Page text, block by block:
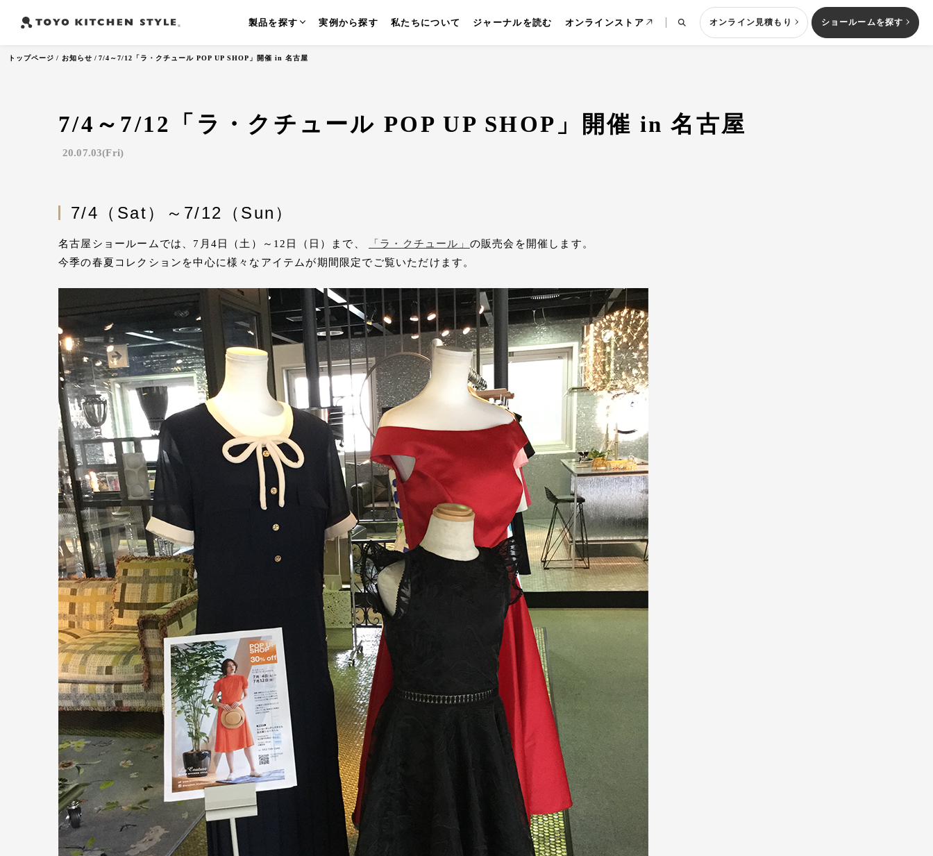
よく検索されるワード
オープンキッチン
製品を探す 実例から探す 私たちについて ジャーナルを読む オンラインストア オンライン見積もり ショールームを探す
トップページ お知らせ 7/4～7/12「ラ・クチュール POP UP SHOP」開催 in 名古屋
7/4～7/12「ラ・クチュール POP UP SHOP」開催 in 名古屋
20.07.03(Fri)
7/4（Sat）～7/12（Sun）
名古屋ショールームでは、7月4日（土）～12日（日）まで、 「ラ・クチュール」 の販売会を開催します。
今季の春夏コレクションを中心に様々なアイテムが期間限定でご覧いただけます。